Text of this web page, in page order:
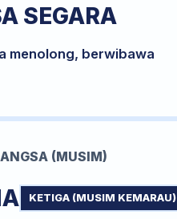
SEGARA
menolong, berwibawa
(MUSIM)
KETIGA (MUSIM KEMARAU)